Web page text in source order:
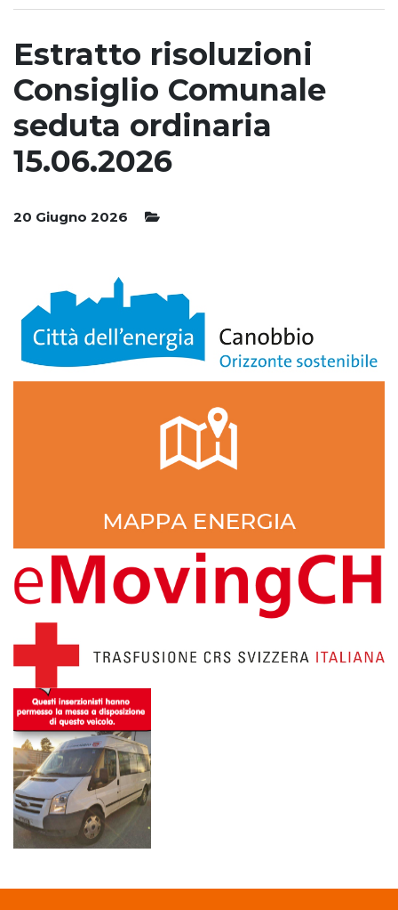
Estratto risoluzioni
Consiglio Comunale
seduta ordinaria
15.06.2026
20 Giugno 2026